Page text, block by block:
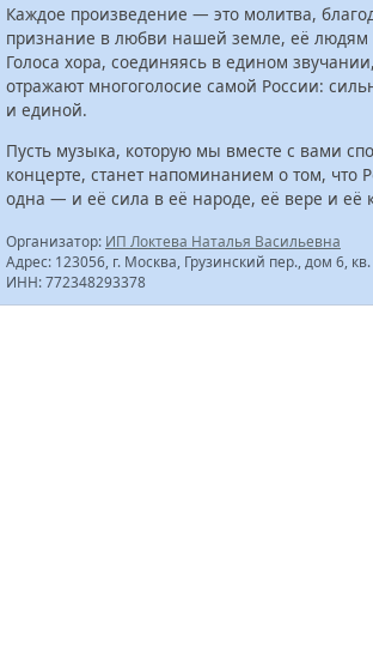
Каждое произведение — это молитва,
признание в любви нашей земле, её людям
Голоса хора, соединяясь в едином
отражают многоголосие самой России:
и единой.
Пусть музыка, которую мы вместе с вами
концерте, станет напоминанием о том, что
одна — и её сила в её народе, её вере и её
Организатор: ИП Локтева Наталья Васильевна
Адрес: 123056, г. Москва, Грузинский пер., дом 6,
ИНН: 772348293378